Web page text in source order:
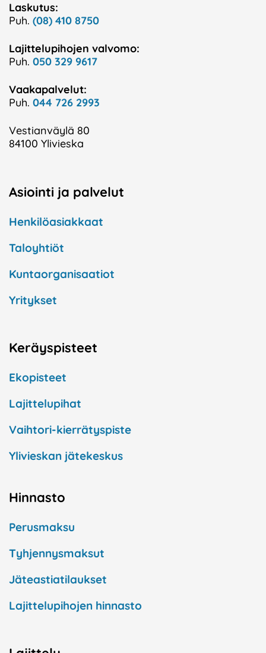
Laskutus:
Puh. (08) 410 8750
Lajittelupihojen valvomo:
Puh. 050 329 9617
Vaakapalvelut:
Puh. 044 726 2993
Vestianväylä 80
84100 Ylivieska
Asiointi ja palvelut
Henkilöasiakkaat
Taloyhtiöt
Kuntaorganisaatiot
Yritykset
Keräyspisteet
Ekopisteet
Lajittelupihat
Vaihtori-kierrätyspiste
Ylivieskan jätekeskus
Hinnasto
Perusmaksu
Tyhjennysmaksut
Jäteastiatilaukset
Lajittelupihojen hinnasto